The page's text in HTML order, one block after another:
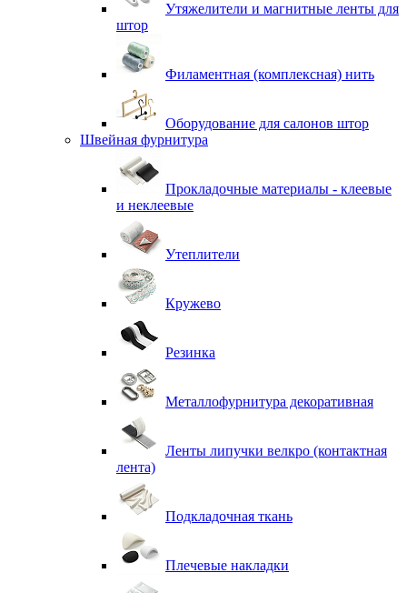
Утяжелители и магнитные ленты для
штор
Филаментная (комплексная) нить
Оборудование для салонов штор
Швейная фурнитура
Прокладочные материалы - клеевые
и неклеевые
Утеплители
Кружево
Резинка
Металлофурнитура декоративная
Ленты липучки велкро (контактная
лента)
Подкладочная ткань
Плечевые накладки